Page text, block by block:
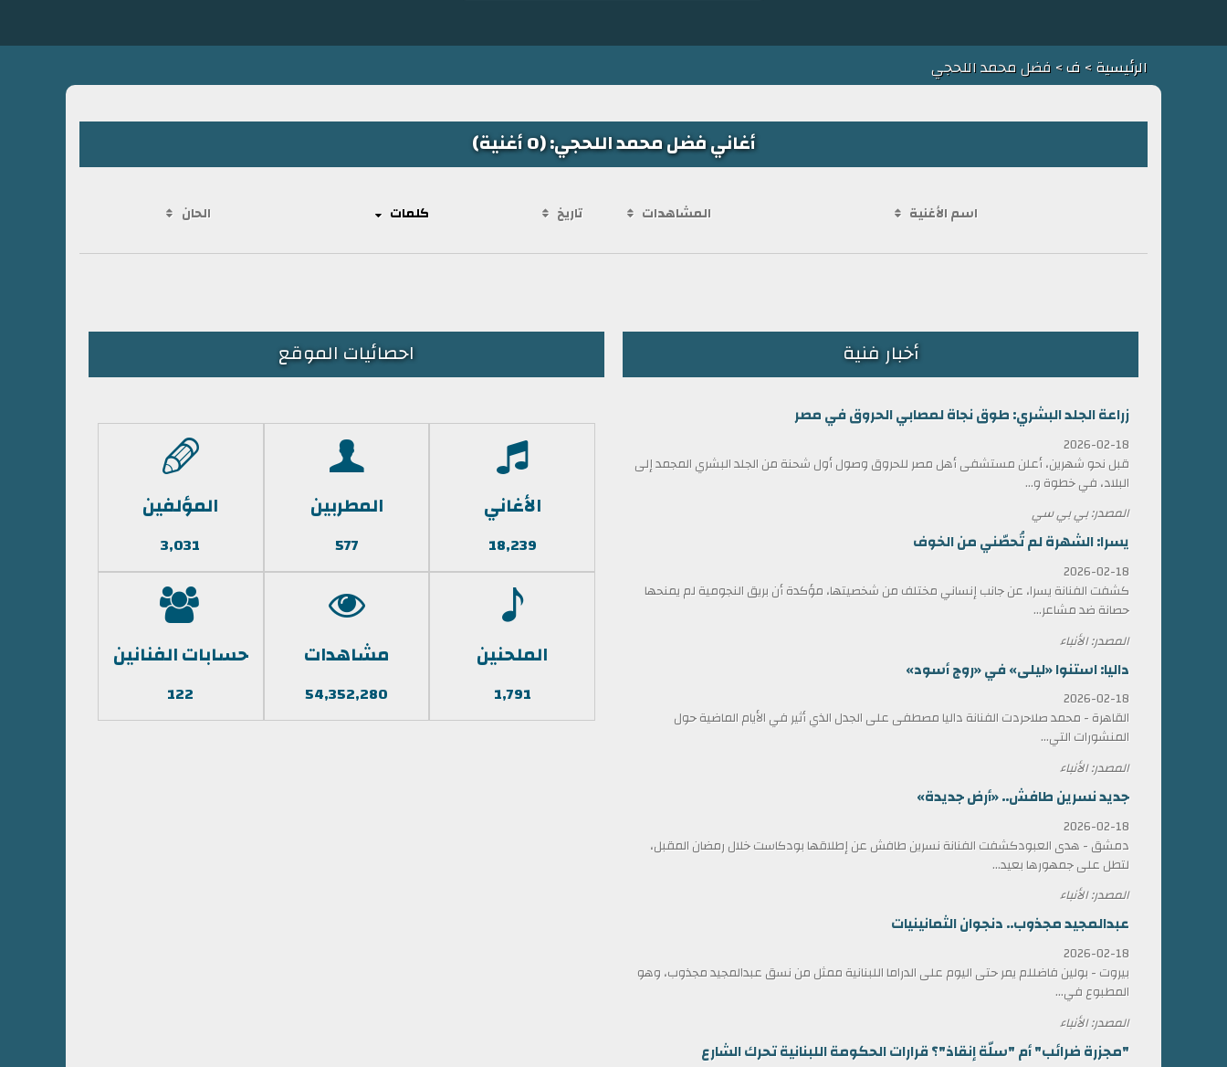
الرئيسية> ف> فضل محمد اللحجي
أغاني فضل محمد اللحجي: (0 أغنية)
اسم الأغنية المشاهدات تاريخ كلمات الحان
أخبار فنية
زراعة الجلد البشري: طوق نجاة لمصابي الحروق في مصر
2026-02-18
قبل نحو شهرين، أعلن مستشفى أهل مصر للحروق وصول أول شحنة من الجلد البشري المجمد إلى
البلاد، في خطوة و...
المصدر: بي بي سي
يسرا: الشهرة لم تُحصّني من الخوف
2026-02-18
كشفت الفنانة يسرا، عن جانب إنساني مختلف من شخصيتها، مؤكدة أن بريق النجومية لم يمنحها
حصانة ضد مشاعر...
المصدر: الأنباء
داليا: استنوا «ليلى» في «روج أسود»
2026-02-18
القاهرة - محمد صلاحردت الفنانة داليا مصطفى على الجدل الذي أثير في الأيام الماضية حول
المنشورات التي...
المصدر: الأنباء
جديد نسرين طافش.. «أرض جديدة»
2026-02-18
دمشق - هدى العبودكشفت الفنانة نسرين طافش عن إطلاقها بودكاست خلال رمضان المقبل،
لتطل على جمهورها بعيد...
المصدر: الأنباء
عبدالمجيد مجذوب.. دنجوان الثمانينيات
2026-02-18
بيروت - بولين فاضللم يمر حتى اليوم على الدراما اللبنانية ممثل من نسق عبدالمجيد مجذوب، وهو
المطبوع في...
المصدر: الأنباء
"مجزرة ضرائب" أم "سلّة إنقاذ"؟ قرارات الحكومة اللبنانية تحرك الشارع
احصائيات الموقع
الأغاني
18,239
المطربين
577
المؤلفين
3,031
الملحنين
1,791
مشاهدات
54,352,280
حسابات الفنانين
122